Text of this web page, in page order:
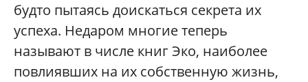
будто пытаясь доискаться секрета их
успеха. Недаром многие теперь
называют в числе книг Эко, наиболее
повлиявших на их собственную жизнь,